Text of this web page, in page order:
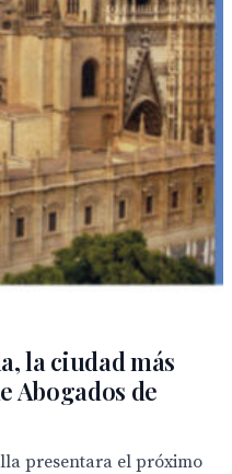
la ciudad más
Abogados de
presentara el próximo